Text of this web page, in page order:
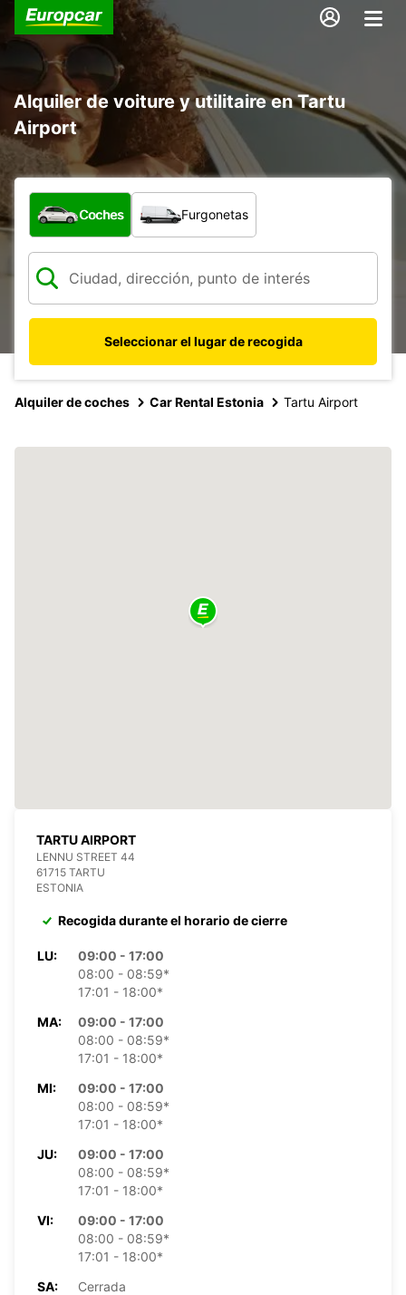
Alquiler de voiture y utilitaire en Tartu
Airport
¿Qué tipo de vehículo?
Coches Furgonetas
Seleccionar el lugar de recogida
Alquiler de coches Car Rental Estonia Tartu Airport
TARTU AIRPORT
LENNU STREET 44
61715 TARTU
ESTONIA
Recogida durante el horario de cierre
LU:
09:00 - 17:00
08:00 - 08:59*
17:01 - 18:00*
MA:
09:00 - 17:00
08:00 - 08:59*
17:01 - 18:00*
MI:
09:00 - 17:00
08:00 - 08:59*
17:01 - 18:00*
JU:
09:00 - 17:00
08:00 - 08:59*
17:01 - 18:00*
VI:
09:00 - 17:00
08:00 - 08:59*
17:01 - 18:00*
SA:
Cerrada